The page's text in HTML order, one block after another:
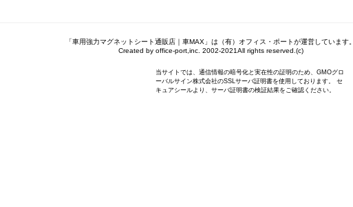
「車用強力マグネットシート通販店｜車MAX」は（有）オフィス・ポートが運営しています。
Created by office-port,inc. 2002-2021All rights reserved.(c)
当サイトでは、通信情報の暗号化と実在性の証明のため、GMOグロ
ーバルサイン株式会社のSSLサーバ証明書を使用しております。 セ
キュアシールより、サーバ証明書の検証結果をご確認ください。